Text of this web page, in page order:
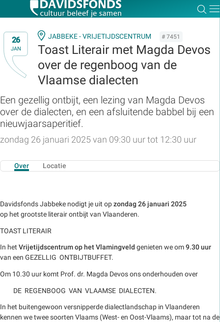
26
JAN
JABBEKE - VRIJETIJDSCENTRUM # 7451
Toast Literair met Magda Devos
over de regenboog van de
Vlaamse dialecten
Een gezellig ontbijt, een lezing van Magda Devos
over de dialecten, en een afsluitende babbel bij een
nieuwjaarsaperitief.
zondag 26 januari 2025 van 09:30 uur tot 12:30 uur
Over Locatie
Davidsfonds Jabbeke nodigt je uit opzondag 26 januari 2025
op het grootste literair ontbijt van Vlaanderen.
TOAST LITERAIR
In het Vrijetijdscentrum op het Vlamingveld genieten we om9.30 uur
van een GEZELLIG ONTBIJTBUFFET.
Om 10.30 uur komt Prof. dr. Magda Devos ons onderhouden over
DE REGENBOOG VAN VLAAMSE DIALECTEN.
In het buitengewoon versnipperde dialectlandschap in Vlaanderen
kennen we twee soorten Vlaams (West- en Oost-Vlaams), maar tot na de
Zoek:
Zoeken